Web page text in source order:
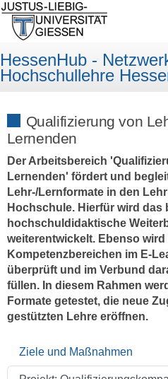
HessenHub -
Hochschullehre
Qualifizierung von
Lernenden
Der Arbeitsbereich
Lernenden' fördert und
Lehr-/Lernformate in den
Hochschule. Hierfür wird das
hochschuldidaktische
weiterentwickelt. Ebenso
Kompetenzbereichen im E-
überprüft und im Verbund
füllen. In diesem Rahmen
Formate getestet, die neue
gestützten Lehre eröffnen.
Ziele und Maßnahmen